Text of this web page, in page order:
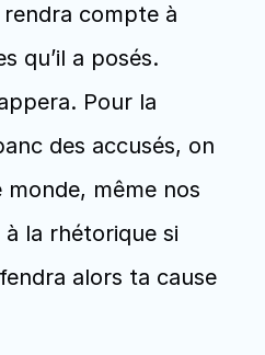
compte à
qu’il a posés.
Pour la
des accusés, on
même nos
la rhétorique si
alors ta cause